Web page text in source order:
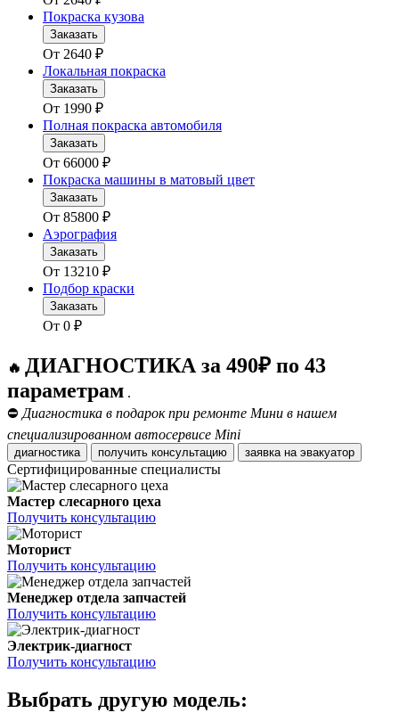
Покраска кузова
Заказать
От 2640 ₽
Локальная покраска
Заказать
От 1990 ₽
Полная покраска автомобиля
Заказать
От 66000 ₽
Покраска машины в матовый цвет
Заказать
От 85800 ₽
Аэрография
Заказать
От 13210 ₽
Подбор краски
Заказать
От 0 ₽
🔥 ДИАГНОСТИКА за 490₽ по 43
параметрам .
⛔ Диагностика в подарок при ремонте Мини в нашем
специализированном автосервисе Mini
диагностика получить консультацию заявка на эвакуатор
Сертифицированные специалисты
Мастер слесарного цеха
Получить консультацию
Моторист
Получить консультацию
Менеджер отдела запчастей
Получить консультацию
Электрик-диагност
Получить консультацию
Выбрать другую модель: